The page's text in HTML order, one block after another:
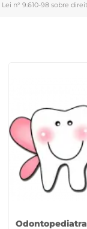
Lei n° 9.610-98 sobre